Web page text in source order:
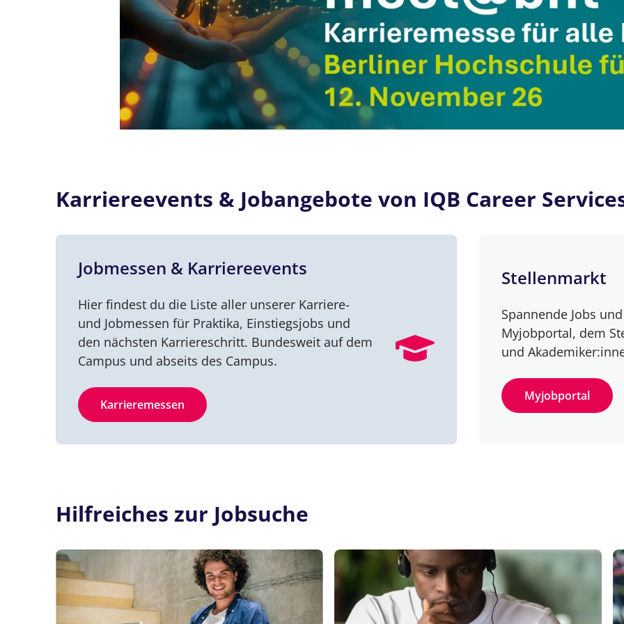
Karriereevents & Jobangebote von IQB Career
Jobmessen & Karriereevents
Hier findest du die Liste aller unserer Karriere-
und Jobmessen für Praktika, Einstiegsjobs und
den nächsten Karriereschritt. Bundesweit auf dem
Campus und abseits des Campus.
Karrieremessen
Stellenmarkt
Spannende Jobs
Myjobportal, dem
und
Myjobportal
Hilfreiches zur Jobsuche